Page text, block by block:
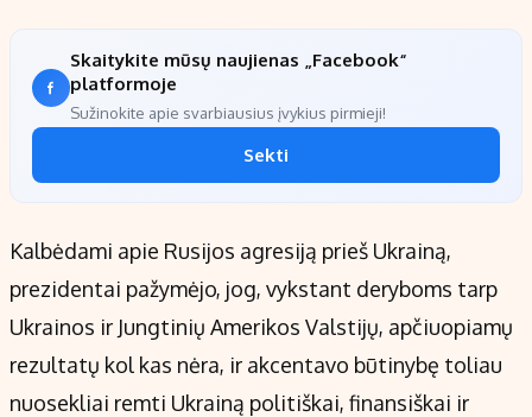
Skaitykite mūsų naujienas „Facebook“
platformoje
Sužinokite apie svarbiausius įvykius pirmieji!
Sekti
Kalbėdami apie Rusijos agresiją prieš Ukrainą,
prezidentai pažymėjo, jog, vykstant deryboms tarp
Ukrainos ir Jungtinių Amerikos Valstijų, apčiuopiamų
rezultatų kol kas nėra, ir akcentavo būtinybę toliau
nuosekliai remti Ukrainą politiškai, finansiškai ir